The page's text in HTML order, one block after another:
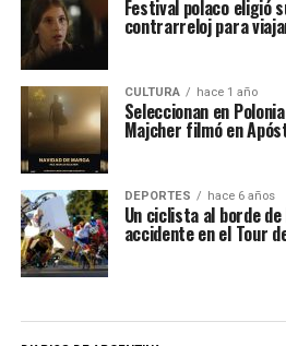
Festival polaco eligió
contrarreloj para
CULTURA hace 1 año
Seleccionan en
Majcher filmó en
DEPORTES hace 6 años
Un ciclista al borde
accidente en el Tour